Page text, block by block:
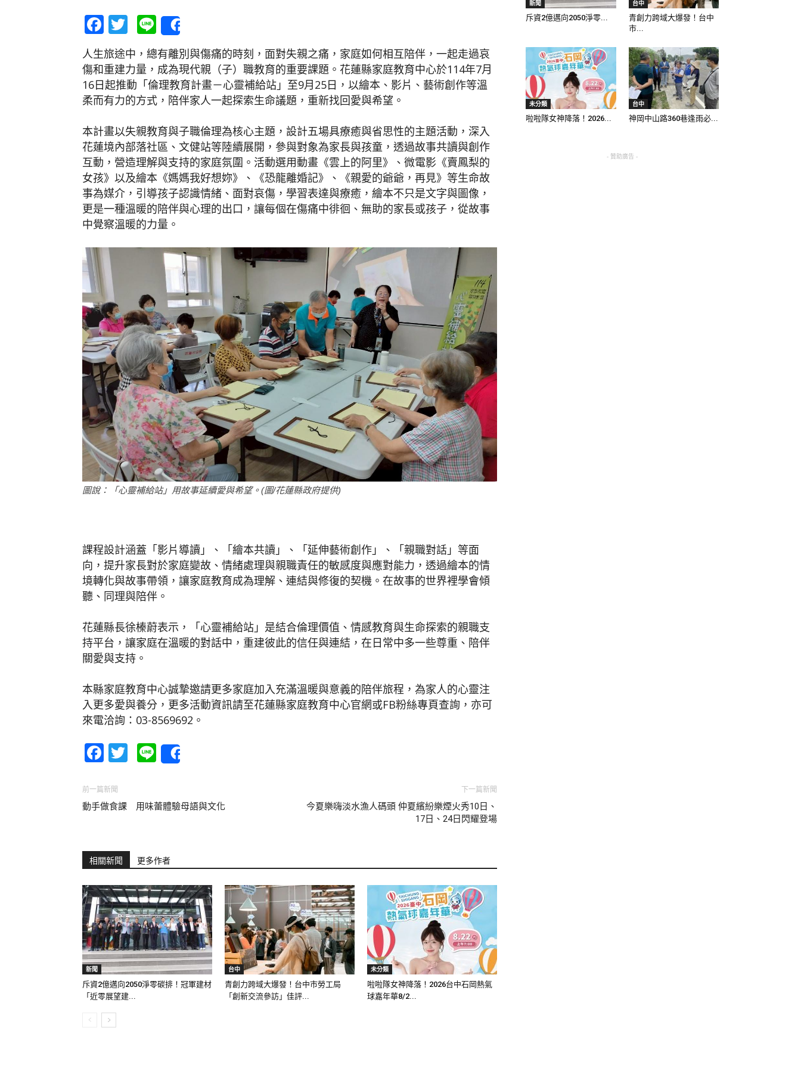
Facebook
Twitter
Line
人生旅途中，總有離別與傷痛的時刻，面對失親之痛，家庭如何相互陪伴，一起走過哀
傷和重建力量，成為現代親（子）職教育的重要課題。花蓮縣家庭教育中心於114年7月
16日起推動「倫理教育計畫－心靈補給站」至9月25日，以繪本、影片、藝術創作等溫
柔而有力的方式，陪伴家人一起探索生命議題，重新找回愛與希望。
本計畫以失親教育與子職倫理為核心主題，設計五場具療癒與省思性的主題活動，深入
花蓮境內部落社區、文健站等陸續展開，參與對象為家長與孩童，透過故事共讀與創作
互動，營造理解與支持的家庭氛圍。活動選用動畫《雲上的阿里》、微電影《賣鳳梨的
女孩》以及繪本《媽媽我好想妳》、《恐龍離婚記》、《親愛的爺爺，再見》等生命故
事為媒介，引導孩子認識情緒、面對哀傷，學習表達與療癒，繪本不只是文字與圖像，
更是一種溫暖的陪伴與心理的出口，讓每個在傷痛中徘徊、無助的家長或孩子，從故事
中覺察溫暖的力量。
圖說：「心靈補給站」用故事延續愛與希望。(圖/花蓮縣政府提供)
課程設計涵蓋「影片導讀」、「繪本共讀」、「延伸藝術創作」、「親職對話」等面
向，提升家長對於家庭變故、情緒處理與親職責任的敏感度與應對能力，透過繪本的情
境轉化與故事帶領，讓家庭教育成為理解、連結與修復的契機。在故事的世界裡學會傾
聽、同理與陪伴。
花蓮縣長徐榛蔚表示，「心靈補給站」是結合倫理價值、情感教育與生命探索的親職支
持平台，讓家庭在溫暖的對話中，重建彼此的信任與連結，在日常中多一些尊重、陪伴
關愛與支持。
本縣家庭教育中心誠摯邀請更多家庭加入充滿溫暖與意義的陪伴旅程，為家人的心靈注
入更多愛與養分，更多活動資訊請至花蓮縣家庭教育中心官網或FB粉絲專頁查詢，亦可
來電洽詢：03-8569692。
Facebook
Twitter
Line
前一篇新聞
動手做食課 用味蕾體驗母語與文化
下一篇新聞
今夏樂嗨淡水漁人碼頭 仲夏繽紛樂煙火秀10日、
17日、24日閃耀登場
相關新聞 更多作者
新聞
斥資2億邁向2050淨零碳排！冠軍建材
「近零展望建...
台中
青創力跨域大爆發！台中市勞工局
「創新交流參訪」佳評...
未分類
啦啦隊女神降落！2026台中石岡熱氣
球嘉年華8/2...
新聞
斥資2億邁向2050淨零...
台中
青創力跨域大爆發！台中
市...
未分類
啦啦隊女神降落！2026...
台中
神岡中山路360巷逢雨必...
- 贊助廣告 -